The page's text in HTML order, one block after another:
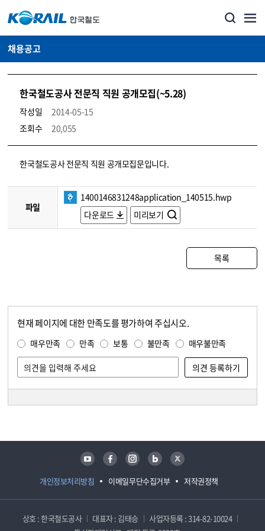
채용공고
한국철도공사 전문직 직원 공개모집(~5.28)
작성일
2014-05-15
조회수
20,055
코레일소개_경영공시_채용공고 상세보기 – 내용, 파일, 담당자 연락처로 구성
한국철도공사 전문직 직원 공개모집문입니다.
파일
1400146831248application_140515.hwp
다운로드
미리보기
목록
현재 페이지에 대한 만족도를 평가하여 주십시오.
매우만족 만족 보통 불만족 매우불만족
개인정보처리방침 이메일무단수집거부 저작권정책
유튜브 페이스북 인스타그램 블로그 트위터
상호 : 한국철도공사 대표자 : 김태승
사업자등록 : 314-82-10024